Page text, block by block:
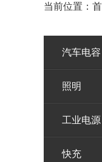
当前位置：
汽车电容
照明
工业电源
快充